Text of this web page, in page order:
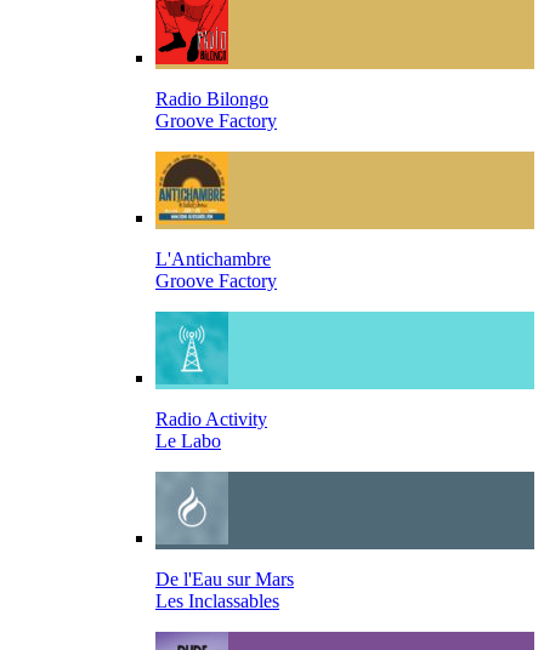
Radio Bilongo
Groove Factory
L'Antichambre
Groove Factory
Radio Activity
Le Labo
De l'Eau sur Mars
Les Inclassables